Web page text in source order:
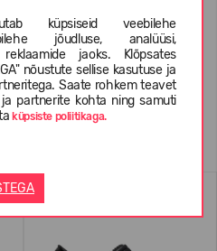
küpsiseid veebilehe
jõudluse, analüüsi,
jaoks. Klõpsates
nõustute sellise kasutuse ja
Saate rohkem teavet
partnerite kohta ning samuti
küpsiste poliitikaga.
tooted